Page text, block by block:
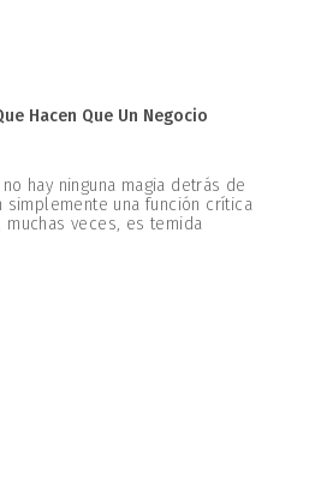
Hacen Que Un Negocio
hay ninguna magia detrás de
simplemente una función crítica
veces, es temida